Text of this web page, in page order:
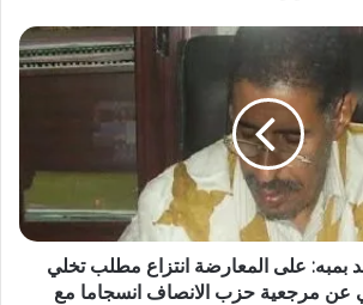
بمبه: على المعارضة انتزاع مطلب تخلي
عن مرجعية حزب الانصاف انسجاما مع